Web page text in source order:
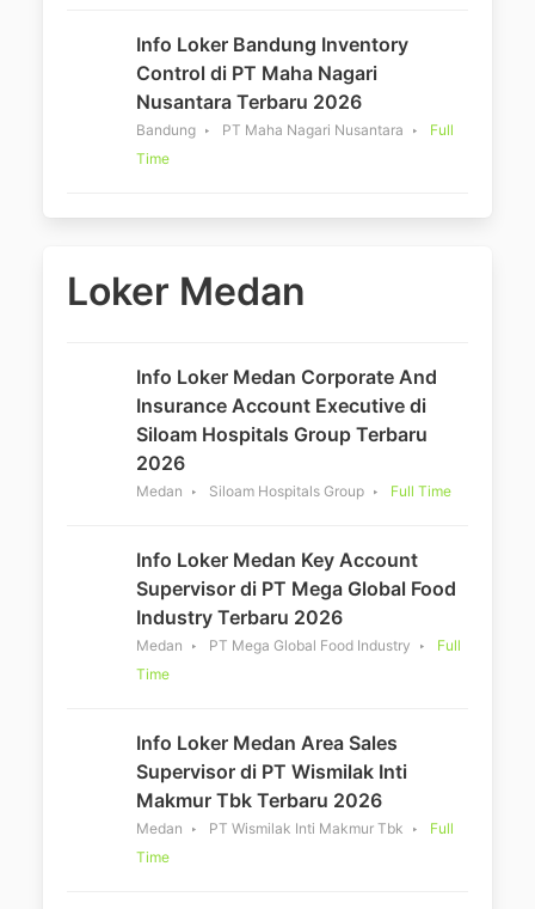
Info Loker Bandung Inventory
Control di PT Maha Nagari
Nusantara Terbaru 2026
Bandung PT Maha Nagari Nusantara
Full
Time
Loker Medan
Info Loker Medan Corporate And
Insurance Account Executive di
Siloam Hospitals Group Terbaru
2026
Medan Siloam Hospitals Group Full Time
Info Loker Medan Key Account
Supervisor di PT Mega Global Food
Industry Terbaru 2026
Medan PT Mega Global Food Industry
Full
Time
Info Loker Medan Area Sales
Supervisor di PT Wismilak Inti
Makmur Tbk Terbaru 2026
Medan PT Wismilak Inti Makmur Tbk
Full
Time